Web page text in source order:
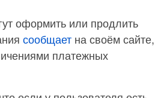
оформить или продлить
сообщает на своём сайте,
платежных